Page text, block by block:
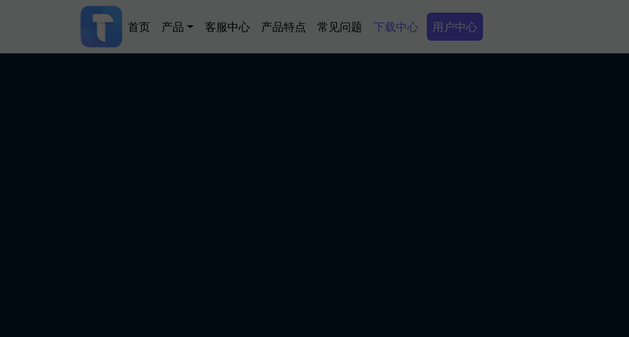
Main navigation
首页 产品 客服中心 产品特点 常见问题 下载中心 Secondary Menu
用户中心